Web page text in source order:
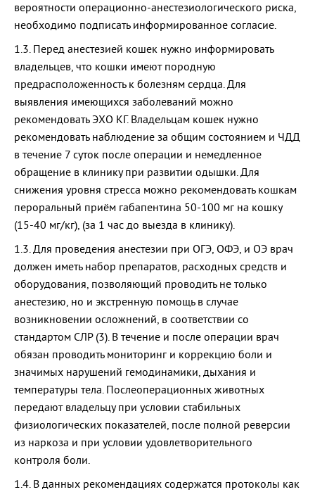
вероятности операционно-анестезиологического риска,
необходимо подписать информированное согласие.
1.3. Перед анестезией кошек нужно информировать
владельцев, что кошки имеют породную
предрасположенность к болезням сердца. Для
выявления имеющихся заболеваний можно
рекомендовать ЭХО КГ. Владельцам кошек нужно
рекомендовать наблюдение за общим состоянием и ЧДД
в течение 7 суток после операции и немедленное
обращение в клинику при развитии одышки. Для
снижения уровня стресса можно рекомендовать кошкам
пероральный приём габапентина 50-100 мг на кошку
(15-40 мг/кг), (за 1 час до выезда в клинику).
1.3. Для проведения анестезии при ОГЭ, ОФЭ, и ОЭ врач
должен иметь набор препаратов, расходных средств и
оборудования, позволяющий проводить не только
анестезию, но и экстренную помощь в случае
возникновении осложнений, в соответствии со
стандартом СЛР (3). В течение и после операции врач
обязан проводить мониторинг и коррекцию боли и
значимых нарушений гемодинамики, дыхания и
температуры тела. Послеоперационных животных
передают владельцу при условии стабильных
физиологических показателей, после полной реверсии
из наркоза и при условии удовлетворительного
контроля боли.
1.4. В данных рекомендациях содержатся протоколы как